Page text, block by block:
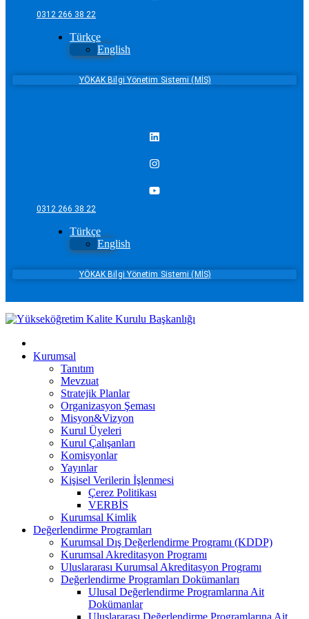
0312 266 38 22
Türkçe
English
YÖKAK Bilgi Yönetim Sistemi (MİS)
0312 266 38 22
Türkçe
English
YÖKAK Bilgi Yönetim Sistemi (MİS)
Kurumsal
Tanıtım
Mevzuat
Stratejik Planlar
Organizasyon Şeması
Misyon&Vizyon
Kurul Üyeleri
Kurul Çalışanları
Komisyonlar
Yayınlar
Kişisel Verilerin İşlenmesi
Çerez Politikası
VERBİS
Kurumsal Kimlik
Değerlendirme Programları
Kurumsal Dış Değerlendirme Programı (KDDP)
Kurumsal Akreditasyon Programı
Uluslararası Kurumsal Akreditasyon Programı
Değerlendirme Programları Dokümanları
Ulusal Değerlendirme Programlarına Ait
Dokümanlar
Uluslararası Değerlendirme Programlarına Ait